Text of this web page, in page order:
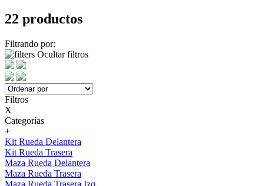
22 productos
Filtrando por:
Ocultar filtros
Filtros
X
Categorías
+
Kit Rueda Delantera
Kit Rueda Trasera
Maza Rueda Delantera
Maza Rueda Trasera
Maza Rueda Trasera Izq